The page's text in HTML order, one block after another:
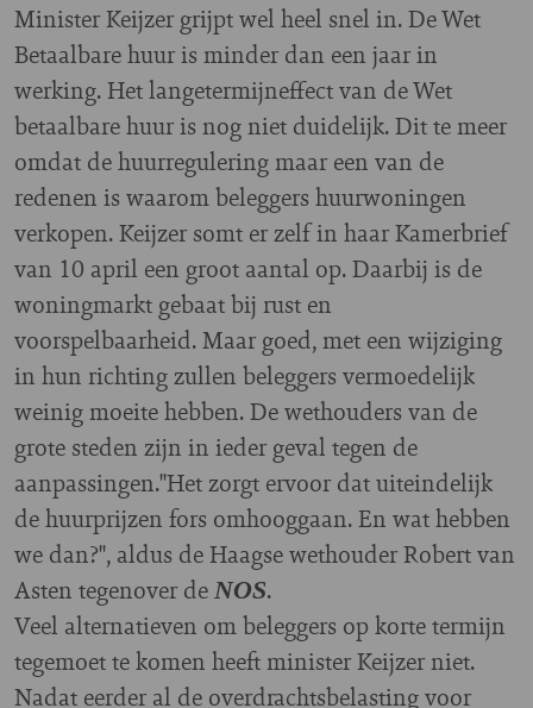
Minister Keijzer grijpt wel heel snel in. De Wet
Betaalbare huur is minder dan een jaar in
werking. Het langetermijneffect van de Wet
betaalbare huur is nog niet duidelijk. Dit te meer
omdat de huurregulering maar een van de
redenen is waarom beleggers huurwoningen
verkopen. Keijzer somt er zelf in haar Kamerbrief
van 10 april een groot aantal op. Daarbij is de
woningmarkt gebaat bij rust en
voorspelbaarheid. Maar goed, met een wijziging
in hun richting zullen beleggers vermoedelijk
weinig moeite hebben. De wethouders van de
grote steden zijn in ieder geval tegen de
aanpassingen."Het zorgt ervoor dat uiteindelijk
de huurprijzen fors omhooggaan. En wat hebben
we dan?", aldus de Haagse wethouder Robert van
Asten tegenover de NOS.
Veel alternatieven om beleggers op korte termijn
tegemoet te komen heeft minister Keijzer niet.
Nadat eerder al de overdrachtsbelasting voor